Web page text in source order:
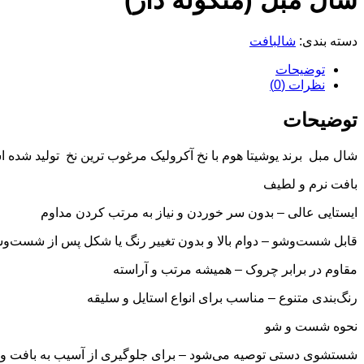
دسته بندی: شالبافت
توضیحات
نظرات (0)
توضیحات
شال مبل برند یوشیتا هوم با نخ آکرولیک مرغوب ترین نخ تولید
بافت نرم و لطیف
ایستایی عالی – بدون سر خوردن و نیاز به مرتب کردن مداوم
قابل شست‌وشو – دوام بالا و بدون تغییر رنگ یا شکل پس از
مقاوم در برابر چروک – همیشه مرتب و آراسته
رنگ‌بندی متنوع – مناسب برای انواع استایل و سلیقه
نحوه شست و شو
شستشوی دستی توصیه می‌شود – برای جلوگیری از آسیب به بافت